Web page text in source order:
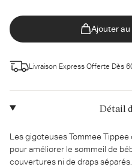
Ajouter au
Livraison Express Offerte Dès
Détail
Les gigoteuses Tommee
pour améliorer le sommeil de
couvertures ni de draps